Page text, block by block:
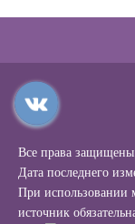
Все права защищены.
Дата последнего
При использовании
источник